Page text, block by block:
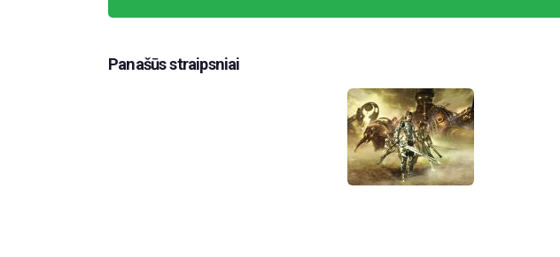
Panašūs straipsniai